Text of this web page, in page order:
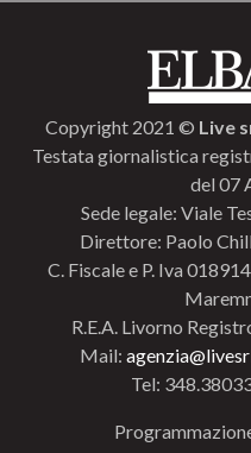
Copyright 2021 © Live
Testata giornalistica
del 07
Sede legale: Viale
Direttore: Paolo
C. Fiscale e P. Iva
R.E.A. Livorno
Mail:
Tel: